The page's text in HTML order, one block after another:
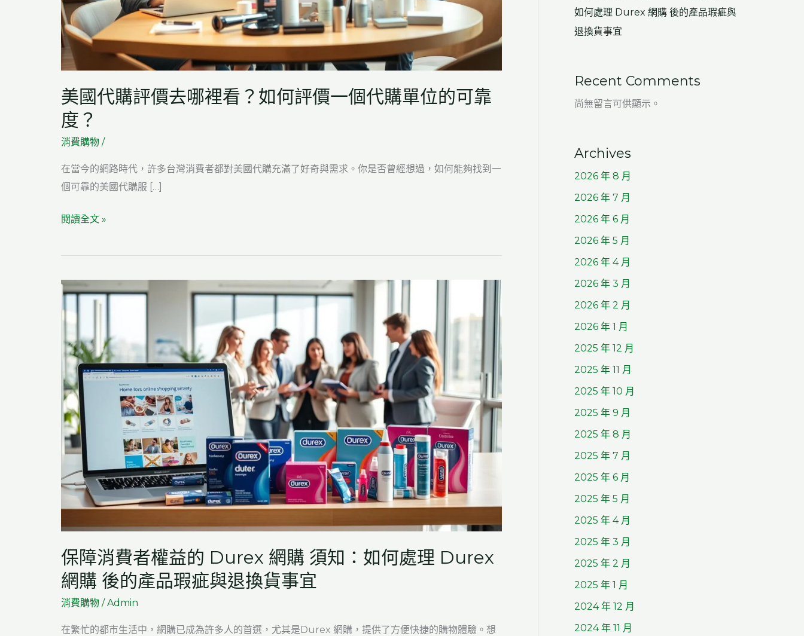
美國代購評價去哪裡看？如何評價一個代購單位的可靠
度？
消費購物 /
在當今的網路時代，許多台灣消費者都對美國代購充滿了好奇與需求。你是否曾經想過，如何能夠找到一
個可靠的美國代購服 […]
美
代
評
價
哪
裡
看？
如
何
評
價
個
代
購
位
的
可
度？
閱讀全文 »
保障消費者權益的 Durex 網購 須知：如何處理 Durex
網購 後的產品瑕疵與退換貨事宜
消費購物 /Admin
在繁忙的都市生活中，網購已成為許多人的首選，尤其是Durex 網購，提供了方便快捷的購物體驗。想
如何處理 Durex 網購 後的產品瑕疵與
退換貨事宜
Recent Comments
尚無留言可供顯示。
Archives
2026 年 8 月
2026 年 7 月
2026 年 6 月
2026 年 5 月
2026 年 4 月
2026 年 3 月
2026 年 2 月
2026 年 1 月
2025 年 12 月
2025 年 11 月
2025 年 10 月
2025 年 9 月
2025 年 8 月
2025 年 7 月
2025 年 6 月
2025 年 5 月
2025 年 4 月
2025 年 3 月
2025 年 2 月
2025 年 1 月
2024 年 12 月
2024 年 11 月